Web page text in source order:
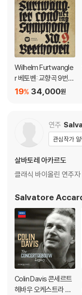
관련 사진과 동영상 및 재
문의 바랍니다.
2) LP는 잦은 배송 과정
가 어려우므로 신중한 구
Wilhelm Furtwangle
r 베토벤: 교향곡 9번
(Beethoven: Symph
34,000원
19%
연주
관심작가
살바토레 아카르도
클래식 바이올린 연주자
Salvatore
Colin Davis 콘세르트
헤바우 오케스트라 녹